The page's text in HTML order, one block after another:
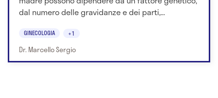
dal numero delle gravidanze e dei parti,...
GINECOLOGIA +1
Dr. Marcello Sergio